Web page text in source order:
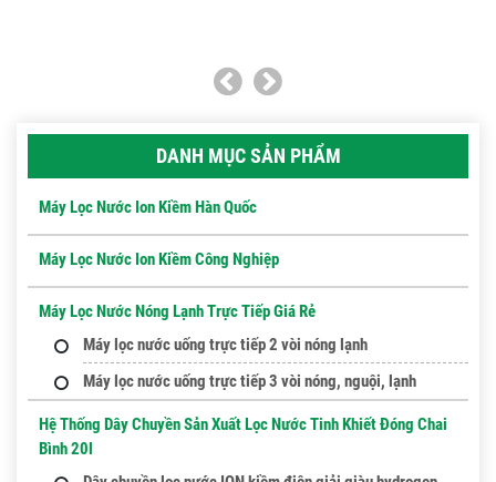
DANH MỤC SẢN PHẨM
Máy Lọc Nước Ion Kiềm Hàn Quốc
Máy Lọc Nước Ion Kiềm Công Nghiệp
Máy Lọc Nước Nóng Lạnh Trực Tiếp Giá Rẻ
Máy lọc nước uống trực tiếp 2 vòi nóng lạnh
Máy lọc nước uống trực tiếp 3 vòi nóng, nguội, lạnh
Hệ Thống Dây Chuyền Sản Xuất Lọc Nước Tinh Khiết Đóng Chai
Bình 20l